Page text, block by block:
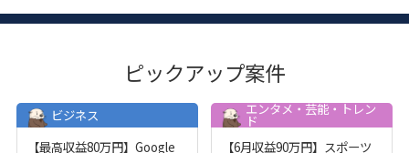
ピックアップ案件
ビジネス
【最高収益80万円】Google
エンタメ・芸能・トレン
ド
【6月収益90万円】スポーツ